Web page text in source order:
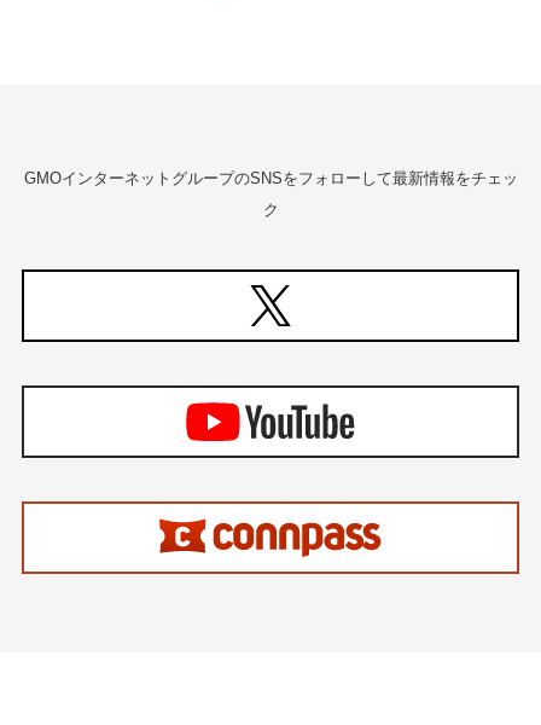
GMOインターネットグループのSNSをフォローして最新情報をチェッ
ク